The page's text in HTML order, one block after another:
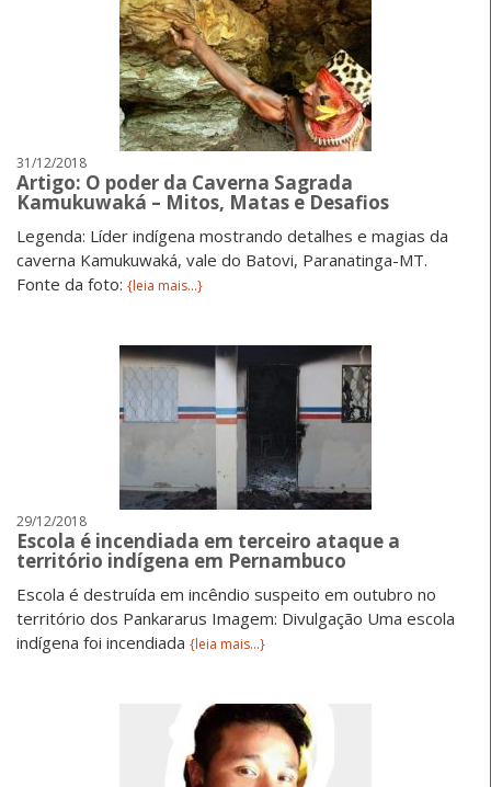
31/12/2018
Artigo: O poder da Caverna Sagrada
Kamukuwaká – Mitos, Matas e Desafios
Legenda: Líder indígena mostrando detalhes e magias da
caverna Kamukuwaká, vale do Batovi, Paranatinga-MT.
Fonte da foto: {leia mais...}
29/12/2018
Escola é incendiada em terceiro ataque a
território indígena em Pernambuco
Escola é destruída em incêndio suspeito em outubro no
território dos Pankararus Imagem: Divulgação Uma escola
indígena foi incendiada {leia mais...}